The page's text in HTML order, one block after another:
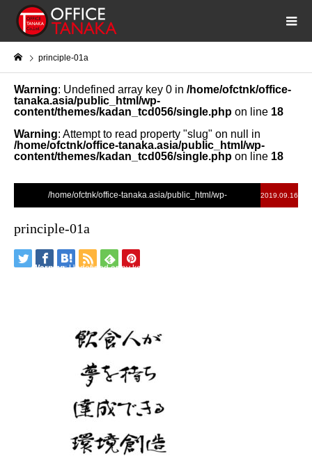
principle-01a
Warning: Undefined array key 0 in /home/ofctnk/office-
tanaka.asia/public_html/wp-
content/themes/kadan_tcd056/single.php on line 18
Warning: Attempt to read property "slug" on null in
/home/ofctnk/office-tanaka.asia/public_html/wp-
content/themes/kadan_tcd056/single.php on line 18
/home/ofctnk/office-tanaka.asia/public_html/wp-
Warning: Undefined array key 0 in
: Attempt to read property "name" on null in
/home/ofctnk/office-tanaka.asia/public_html/wp-
content/themes/kadan_tcd056/single.php
2019.09.16
principle-01a